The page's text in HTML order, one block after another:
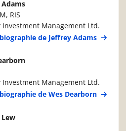
de portefeuille
RIS
Investment Management Ltd.
de Jeffrey Adams
de portefeuille
Investment Management Ltd.
de Wes Dearborn
de portefeuille